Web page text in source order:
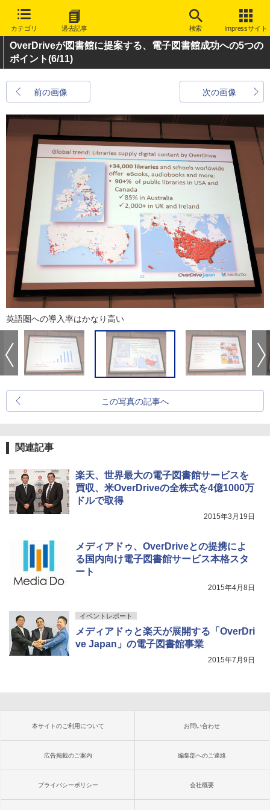
カテゴリ 過去記事 検索 Impressサイト
OverDriveが図書館に提案する、電子図書館成功への5つの
ポイント(6/11)
前の画像 次の画像
英語圏への導入率はかなり高い
この写真の記事へ
関連記事
楽天、世界最大の電子図書館サービスを
買収、米OverDriveの全株式を4億1000万
ドルで取得
2015年3月19日
メディアドゥ、OverDriveとの提携によ
る国内向け電子図書館サービス本格スタ
ート
2015年4月8日
イベントレポート
メディアドゥと楽天が展開する「OverDri
ve Japan」の電子図書館事業
2015年7月9日
本サイトのご利用について お問い合わせ
広告掲載のご案内 編集部へのご連絡
プライバシーポリシー 会社概要